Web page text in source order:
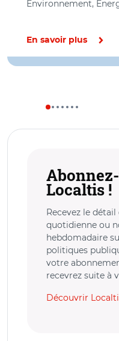
Environnement,
En savoir plus
Localtis !
Recevez le
quotidienne ou
hebdomadaire
politiques
votre
recevrez suite à
Découvrir